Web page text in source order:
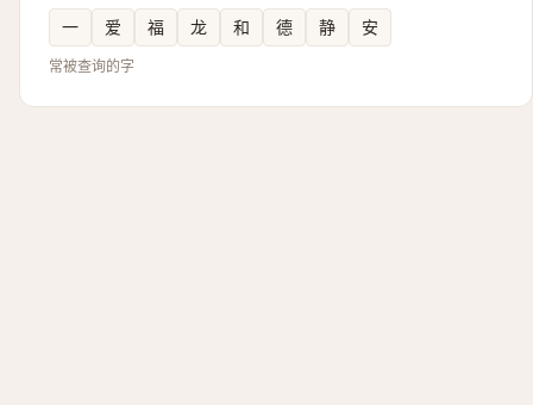
一 爱 福 龙 和 德 静 安
常被查询的字